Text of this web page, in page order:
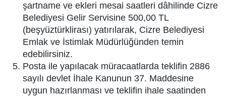
şartname ve ekleri mesai saatleri dâhilinde Cizre
Belediyesi Gelir Servisine 500,00 TL
(beşyüztürklirası) yatırılarak, Cizre Belediyesi
Emlak ve İstimlak Müdürlüğünden temin
edebilirsiniz.
Posta ile yapılacak müracaatlarda teklifin 2886
sayılı devlet İhale Kanunun 37. Maddesine
uygun hazırlanması ve teklifin ihale saatinden